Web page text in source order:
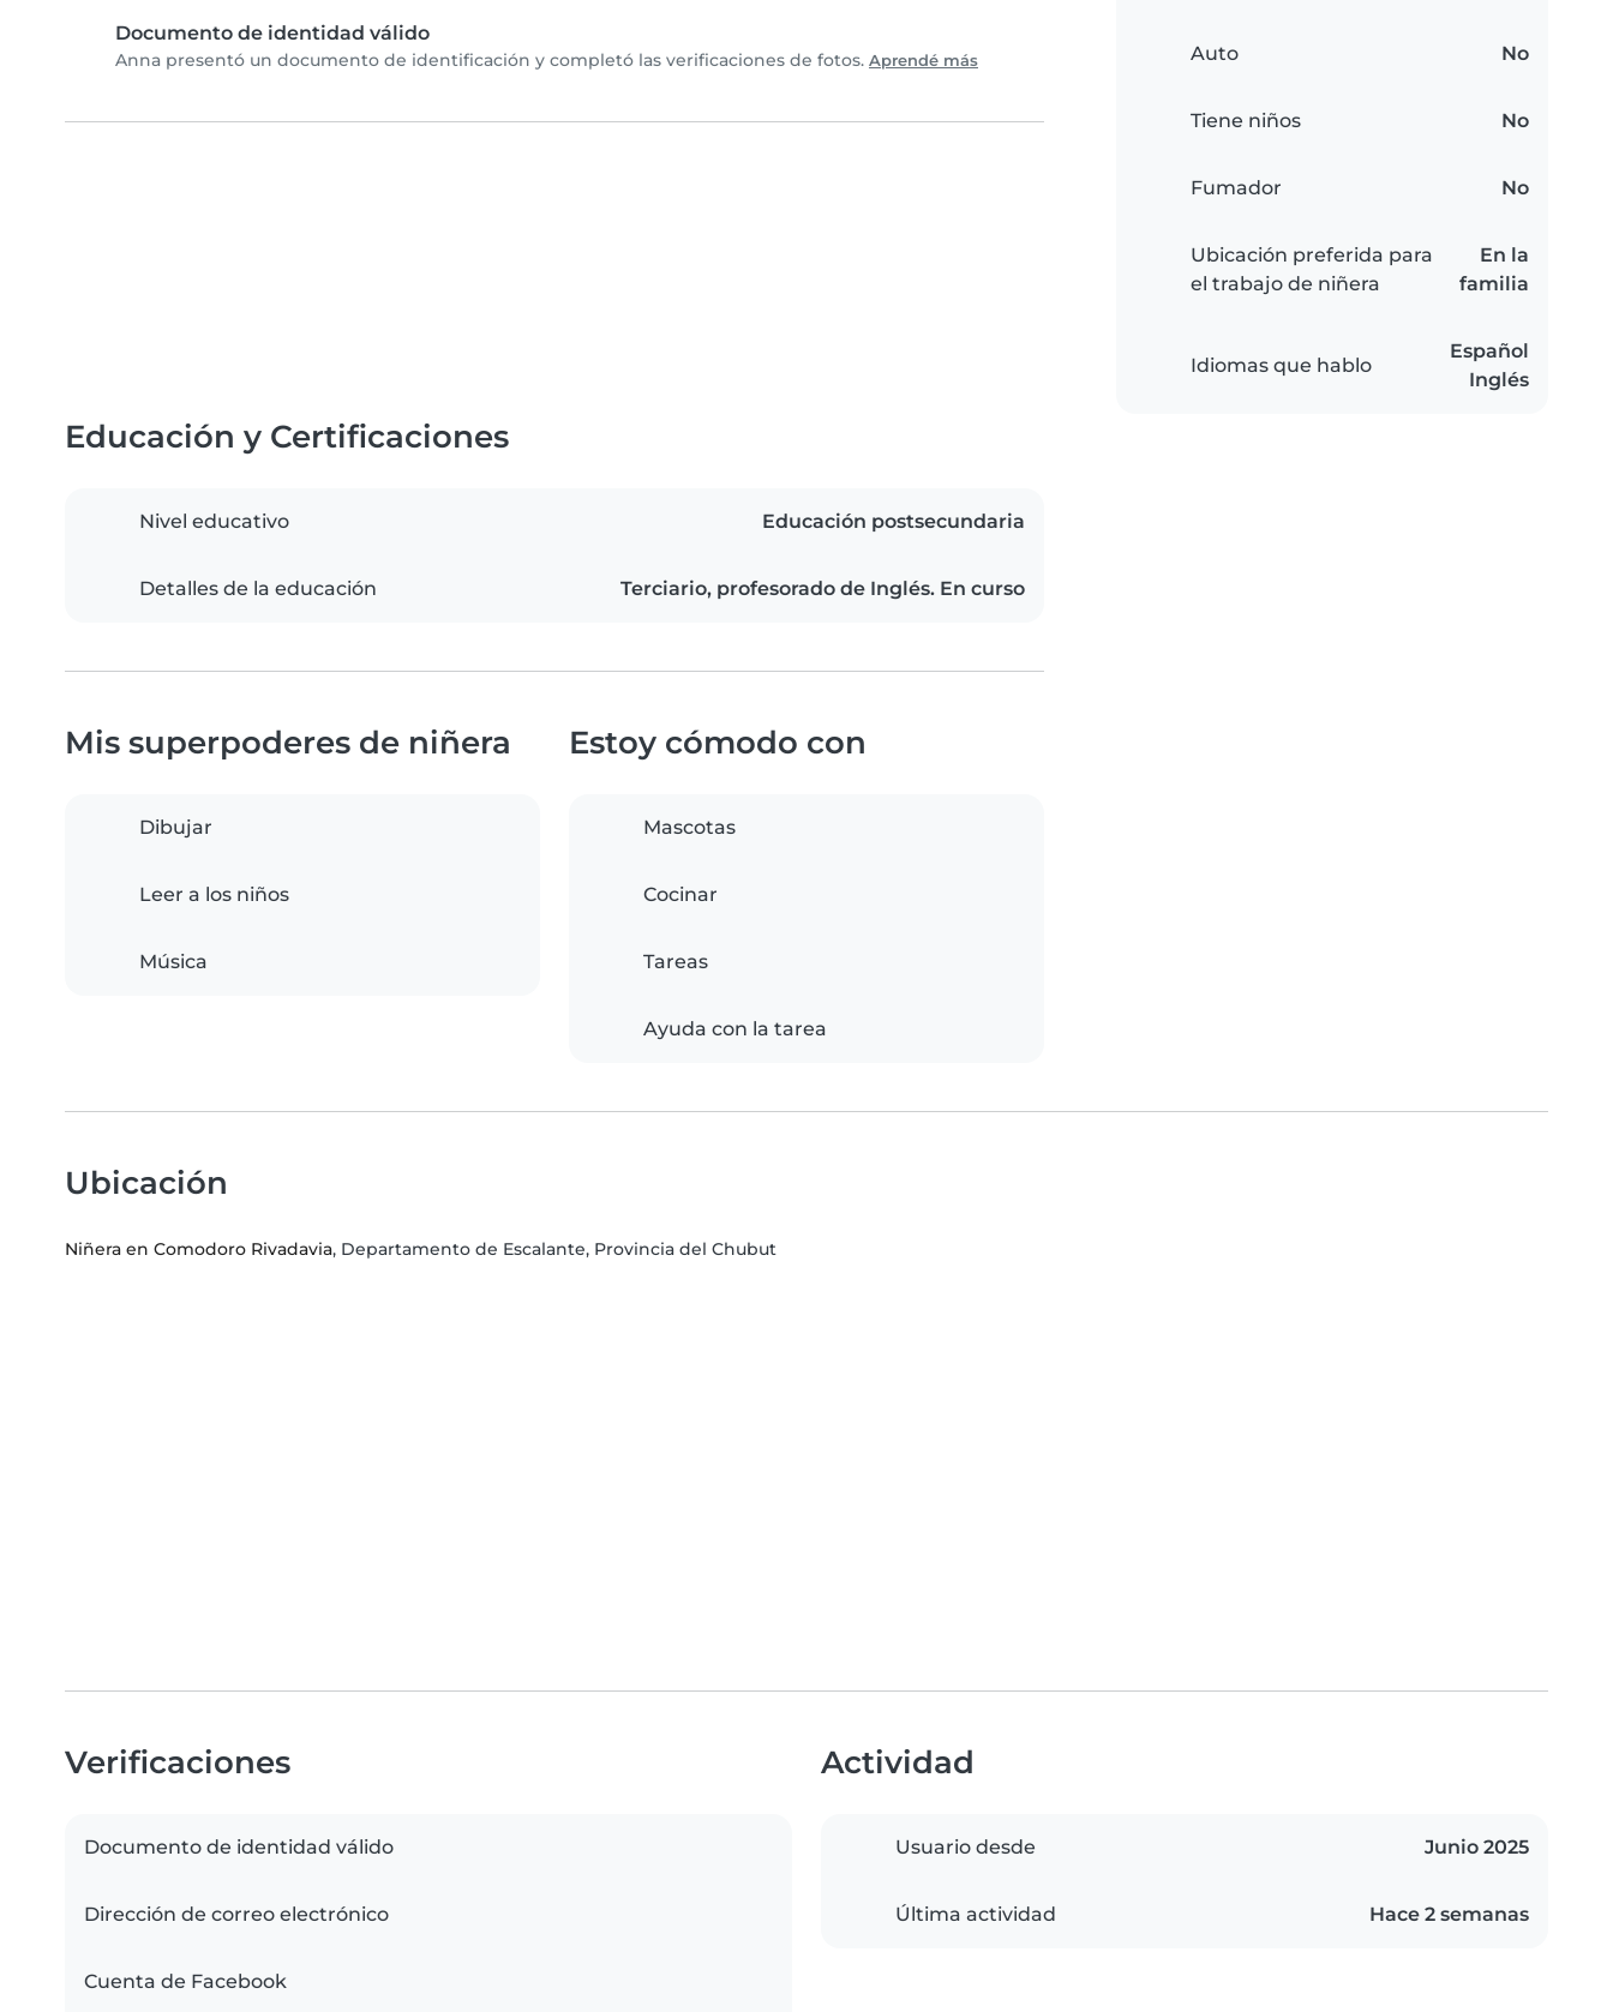
Documento de identidad válido
Anna presentó un documento de identificación y completó las verificaciones de fotos. Aprendé más Auto No
Tiene niños No
Fumador No
Ubicación preferida para
el trabajo de niñera
En la
familia
Idiomas que hablo
Español
Inglés
Educación y Certificaciones
Nivel educativo Educación postsecundaria
Detalles de la educación Terciario, profesorado de Inglés. En curso
Mis superpoderes de niñera
Dibujar
Leer a los niños
Música
Estoy cómodo con
Mascotas
Cocinar
Tareas
Ayuda con la tarea
Ubicación
Niñera en Comodoro Rivadavia, Departamento de Escalante, Provincia del Chubut
Verificaciones
Documento de identidad válido
Dirección de correo electrónico
Cuenta de Facebook
Actividad
Usuario desde Junio 2025
Última actividad Hace 2 semanas